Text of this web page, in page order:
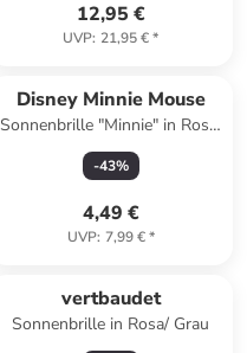
12,95 €
UVP: 21,95 €*
Disney Minnie Mouse
Sonnenbrille "Minnie" in Rosa/
Grau
-43%
4,49 €
UVP: 7,99 €*
vertbaudet
Sonnenbrille in Rosa/ Grau